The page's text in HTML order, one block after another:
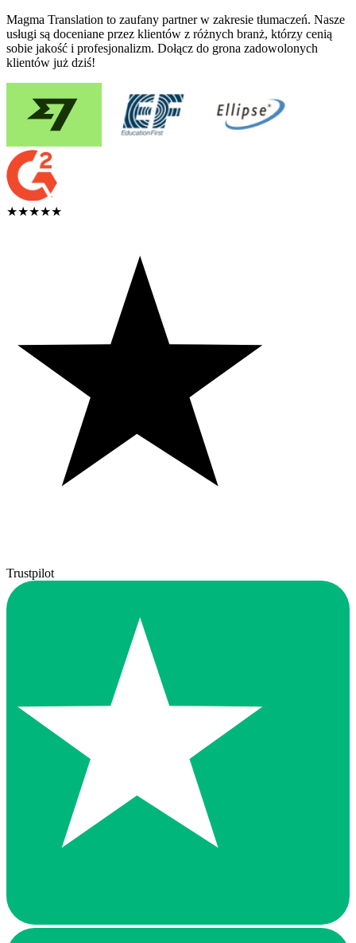
Magma Translation to zaufany partner w zakresie tłumaczeń. Nasze
usługi są doceniane przez klientów z różnych branż, którzy cenią
sobie jakość i profesjonalizm. Dołącz do grona zadowolonych
klientów już dziś!
★★★★★
Trustpilot